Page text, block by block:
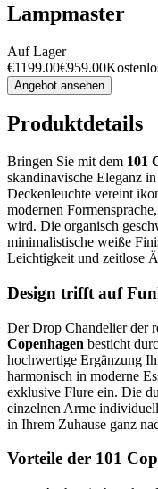
Lampmaster
Auf Lager
€1199.00€959.00
Angebot ansehen
Produktdetails
Bringen Sie mit dem 101
skandinavische Eleganz
Deckenleuchte vereint
modernen
wird. Die organisch
minimalistische weiße
Leichtigkeit und zeitlose
Design trifft auf
Der Drop Chandelier der
Copenhagen besticht
hochwertige Ergänzung
harmonisch in moderne
exklusive Flure ein. Die
einzelnen Arme
in Ihrem Zuhause ganz
Vorteile der 101